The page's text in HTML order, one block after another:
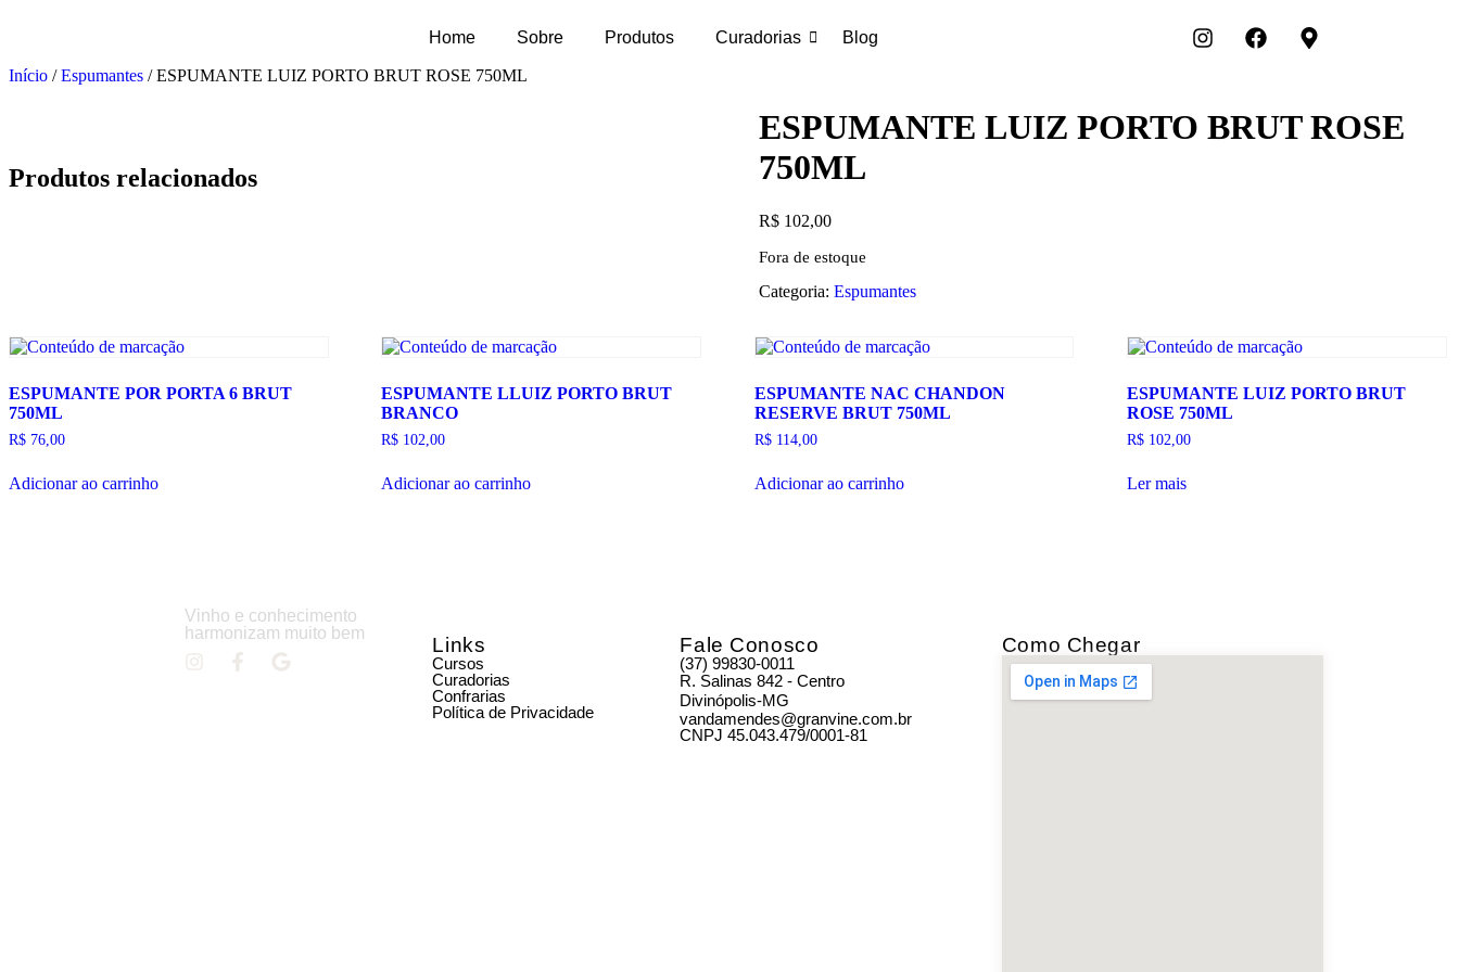
Home Sobre Produtos Curadorias Blog
Início /Espumantes / ESPUMANTE LUIZ PORTO BRUT ROSE 750ML
ESPUMANTE LUIZ PORTO BRUT ROSE
750ML
R$102,00
Fora de estoque
Categoria: Espumantes
Produtos relacionados
ESPUMANTE POR PORTA 6 BRUT
750ML
R$ 76,00
Adicionar ao carrinho
ESPUMANTE LLUIZ PORTO BRUT
BRANCO
R$ 102,00
Adicionar ao carrinho
ESPUMANTE NAC CHANDON
RESERVE BRUT 750ML
R$114,00
Adicionar ao carrinho
ESPUMANTE LUIZ PORTO BRUT
ROSE 750ML
R$102,00
Ler mais
Vinho e conhecimento
harmonizam muito bem
Links
Cursos
Curadorias
Confrarias
Política de Privacidade
Fale Conosco
(37) 99830-0011
R. Salinas 842 - Centro
Divinópolis-MG
vandamendes@granvine.com.br
CNPJ 45.043.479/0001-81
Como Chegar